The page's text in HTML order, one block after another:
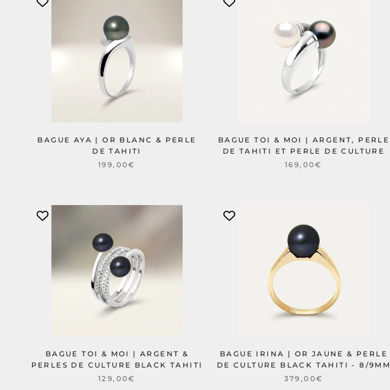
BAGUE AYA | OR BLANC & PERLE
DE TAHITI
199,00€
BAGUE TOI & MOI | ARGENT, PERLE
DE TAHITI ET PERLE DE CULTURE
169,00€
BAGUE TOI & MOI | ARGENT &
PERLES DE CULTURE BLACK TAHITI
129,00€
BAGUE IRINA | OR JAUNE & PERLE
DE CULTURE BLACK TAHITI - 8/9MM
379,00€